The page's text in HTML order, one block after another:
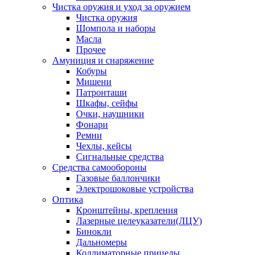
Чистка оружия и уход за оружием
Чистка оружия
Шомпола и наборы
Масла
Прочее
Амуниция и снаряжение
Кобуры
Мишени
Патронташи
Шкафы, сейфы
Очки, наушники
Фонари
Ремни
Чехлы, кейсы
Сигнальные средства
Средства самообороны
Газовые баллончики
Электрошоковые устройства
Оптика
Кронштейны, крепления
Лазерные целеуказатели(ЛЦУ)
Бинокли
Дальномеры
Коллиматорные прицелы